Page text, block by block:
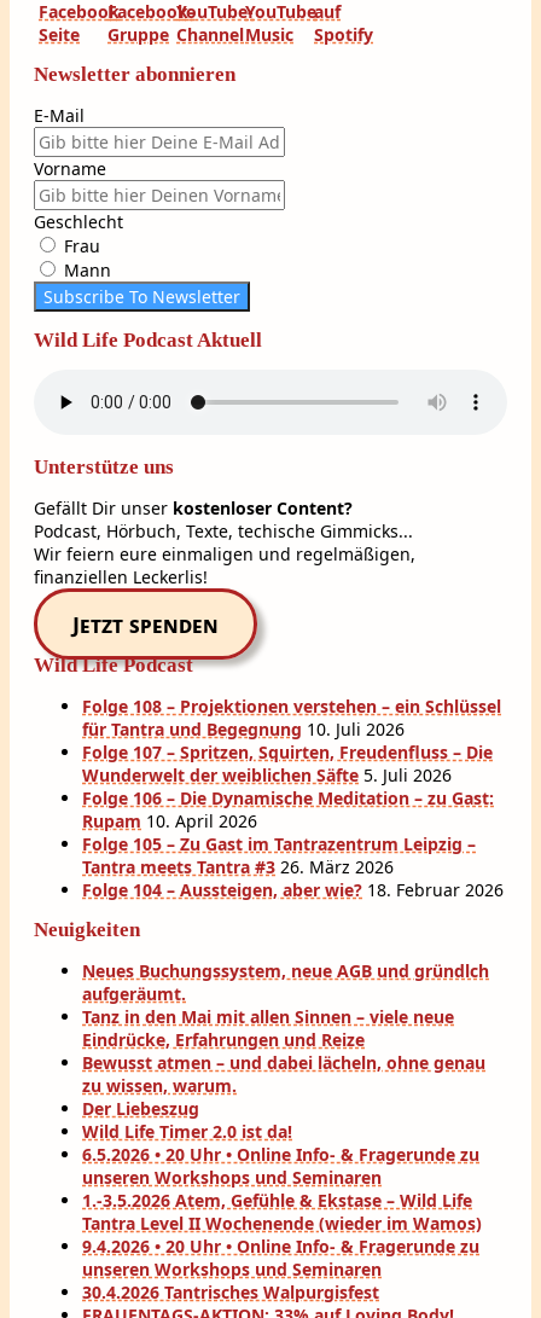
Newsletter abonnieren
E-Mail
Vorname
Geschlecht
Frau
Mann
Subscribe To Newsletter
Wild Life Podcast Aktuell
Unterstütze uns
Gefällt Dir unser kostenloser Content?
Podcast, Hörbuch, Texte, techische Gimmicks...
Wir feiern eure einmaligen und regelmäßigen,
finanziellen Leckerlis!
Jetzt spenden
Wild Life Podcast
Folge 108 – Projektionen verstehen – ein Schlüssel
für Tantra und Begegnung 10. Juli 2026
Folge 107 – Spritzen, Squirten, Freudenfluss – Die
Wunderwelt der weiblichen Säfte 5. Juli 2026
Folge 106 – Die Dynamische Meditation – zu Gast:
Rupam 10. April 2026
Folge 105 – Zu Gast im Tantrazentrum Leipzig –
Tantra meets Tantra #3 26. März 2026
Folge 104 – Aussteigen, aber wie? 18. Februar 2026
Neuigkeiten
Neues Buchungssystem, neue AGB und gründlch
aufgeräumt.
Tanz in den Mai mit allen Sinnen – viele neue
Eindrücke, Erfahrungen und Reize
Bewusst atmen – und dabei lächeln, ohne genau
zu wissen, warum.
Der Liebeszug
Wild Life Timer 2.0 ist da!
6.5.2026 • 20 Uhr • Online Info- & Fragerunde zu
unseren Workshops und Seminaren
1.-3.5.2026 Atem, Gefühle & Ekstase – Wild Life
Tantra Level II Wochenende (wieder im Wamos)
9.4.2026 • 20 Uhr • Online Info- & Fragerunde zu
unseren Workshops und Seminaren
30.4.2026 Tantrisches Walpurgisfest